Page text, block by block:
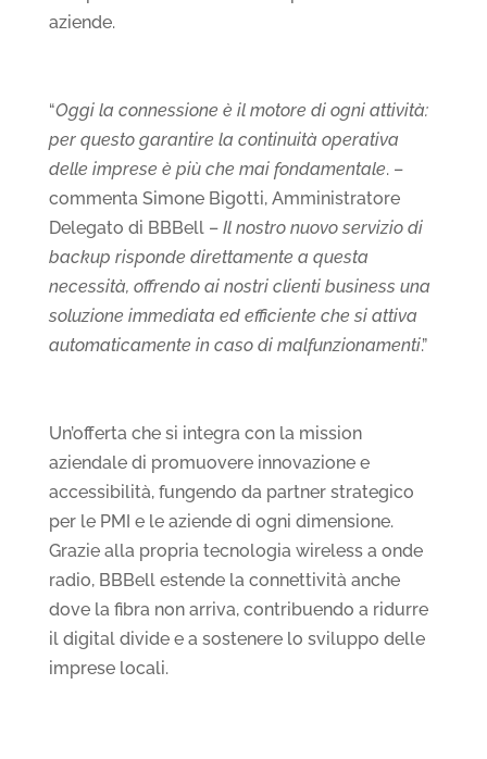
aziende.
“Oggi la connessione è il motore di ogni attività:
per questo garantire la continuità operativa
delle imprese è più che mai fondamentale. –
commenta Simone Bigotti, Amministratore
Delegato di BBBell – Il nostro nuovo servizio di
backup risponde direttamente a questa
necessità, offrendo ai nostri clienti business una
soluzione immediata ed efficiente che si attiva
automaticamente in caso di malfunzionamenti.”
Un’offerta che si integra con la mission
aziendale di promuovere innovazione e
accessibilità, fungendo da partner strategico
per le PMI e le aziende di ogni dimensione.
Grazie alla propria tecnologia wireless a onde
radio, BBBell estende la connettività anche
dove la fibra non arriva, contribuendo a ridurre
il digital divide e a sostenere lo sviluppo delle
imprese locali.